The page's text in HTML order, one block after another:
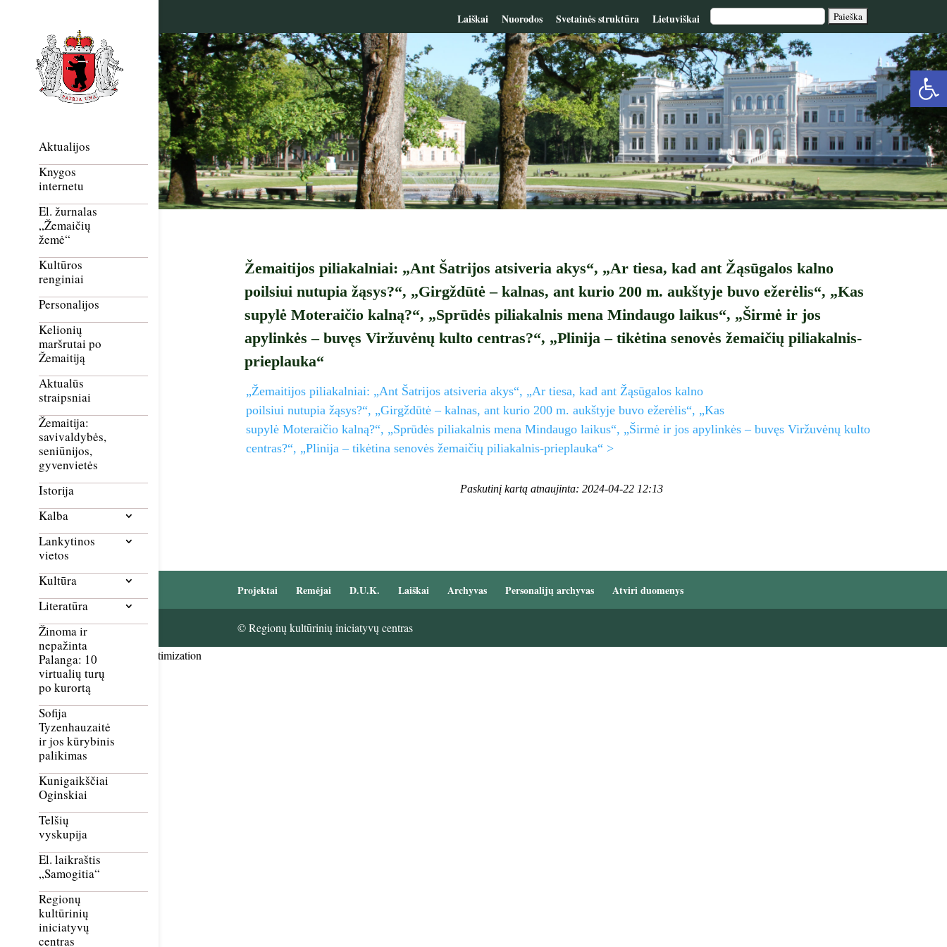
Laiškai Nuorodos Svetainės struktūra Lietuviškai
Aktualijos
Knygos
internetu
El. žurnalas
„Žemaičių
žemė“
Kultūros
renginiai
Personalijos
Kelionių
maršrutai po
Žemaitiją
Aktualūs
straipsniai
Žemaitija:
savivaldybės,
seniūnijos,
gyvenvietės
Istorija
Kalba
Lankytinos
vietos
Kultūra
Literatūra
Žinoma ir
nepažinta
Palanga: 10
virtualių turų
po kurortą
Sofija
Tyzenhauzaitė
ir jos kūrybinis
palikimas
Kunigaikščiai
Oginskiai
Telšių
vyskupija
El. laikraštis
„Samogitia“
Regionų
kultūrinių
iniciatyvų
centras
Žemaitijos piliakalniai: „Ant Šatrijos atsiveria akys“, „Ar tiesa, kad ant Žąsūgalos kalno
poilsiui nutupia žąsys?“, „Girgždūtė – kalnas, ant kurio 200 m. aukštyje buvo ežerėlis“, „Kas
supylė Moteraičio kalną?“, „Sprūdės piliakalnis mena Mindaugo laikus“, „Širmė ir jos
apylinkės – buvęs Viržuvėnų kulto centras?“, „Plinija – tikėtina senovės žemaičių piliakalnis-
prieplauka“
„Žemaitijos piliakalniai: „Ant Šatrijos atsiveria akys“, „Ar tiesa, kad ant Žąsūgalos kalno
poilsiui nutupia žąsys?“, „Girgždūtė – kalnas, ant kurio 200 m. aukštyje buvo ežerėlis“, „Kas
supylė Moteraičio kalną?“, „Sprūdės piliakalnis mena Mindaugo laikus“, „Širmė ir jos apylinkės – buvęs Viržuvėnų kulto
centras?“, „Plinija – tikėtina senovės žemaičių piliakalnis-prieplauka“ >
Paskutinį kartą atnaujinta: 2024-04-22 12:13
Projektai Remėjai D.U.K. Laiškai Archyvas Personalijų archyvas Atviri duomenys
© Regionų kultūrinių iniciatyvų centras
Smush Image Compression and Optimization